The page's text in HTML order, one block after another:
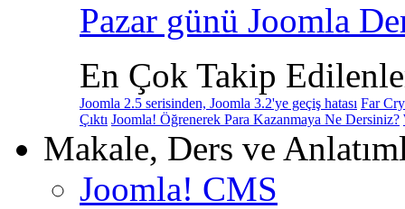
Pazar günü Joomla
En Çok Takip
Joomla 2.5 serisinden, Joomla 3.2'ye geçiş hatası Far
Çıktı Joomla! Öğrenerek Para Kazanmaya Ne Dersiniz?
Makale, Ders ve
Joomla! CMS